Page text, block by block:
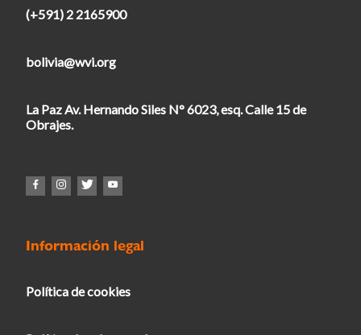
(+591) 2 2165900
bolivia@wvi.org
La Paz Av. Hernando Siles N° 6023, esq. Calle 15 de
Obrajes.
Información legal
Política de cookies